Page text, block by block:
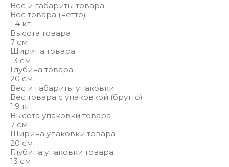
Вес и габариты товара
Вес товара (нетто)
1.4 кг
Высота товара
7 см
Ширина товара
13 см
Глубина товара
20 см
Вес и габариты упаковки
Вес товара с упаковкой (брутто)
1.9 кг
Высота упаковки товара
7 см
Ширина упаковки товара
20 см
Глубина упаковки товара
13 см